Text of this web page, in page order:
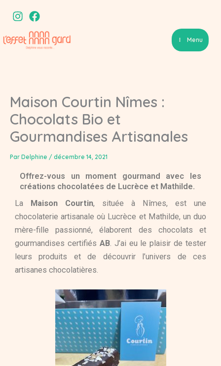
contenu
Menu
Maison Courtin Nîmes :
Chocolats Bio et
Gourmandises Artisanales
Par Delphine / décembre 14, 2021
Offrez-vous un moment gourmand avec les
créations chocolatées de Lucrèce et Mathilde.
La Maison Courtin, située à Nîmes, est une
chocolaterie artisanale où Lucrèce et Mathilde, un duo
mère-fille passionné, élaborent des chocolats et
gourmandises certifiés AB. J’ai eu le plaisir de tester
leurs produits et de découvrir l’univers de ces
artisanes chocolatières.